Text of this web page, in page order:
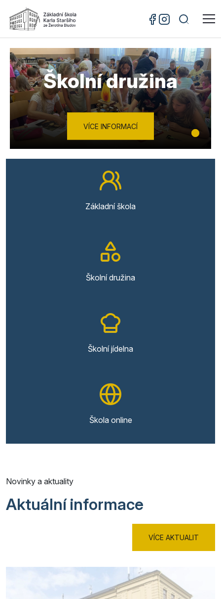
Školní družina
VÍCE INFORMACÍ
Základní škola
Školní družina
Školní jídelna
Škola online
Novinky a aktuality
Aktuální informace
VÍCE AKTUALIT